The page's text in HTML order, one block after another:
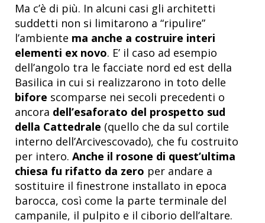
Ma c’è di più. In alcuni casi gli architetti
suddetti non si limitarono a “ripulire”
l’ambiente ma anche a costruire interi
elementi ex novo. E’ il caso ad esempio
dell’angolo tra le facciate nord ed est della
Basilica in cui si realizzarono in toto delle
bifore scomparse nei secoli precedenti o
ancora dell’esaforato del prospetto sud
della Cattedrale (quello che da sul cortile
interno dell’Arcivescovado), che fu costruito
per intero. Anche il rosone di quest’ultima
chiesa fu rifatto da zero per andare a
sostituire il finestrone installato in epoca
barocca, così come la parte terminale del
campanile, il pulpito e il ciborio dell’altare.